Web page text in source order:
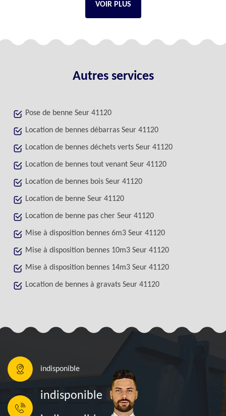
VOIR PLUS
Autres services
Pose de benne Seur 41120
Location de bennes débarras Seur 41120
Location de bennes déchets verts Seur 41120
Location de bennes tout venant Seur 41120
Location de bennes bois Seur 41120
Location de benne Seur 41120
Location de benne pas cher Seur 41120
Mise à disposition bennes 6m3 Seur 41120
Mise à disposition bennes 10m3 Seur 41120
Mise à disposition bennes 14m3 Seur 41120
Location de bennes à gravats Seur 41120
indisponible
indisponible